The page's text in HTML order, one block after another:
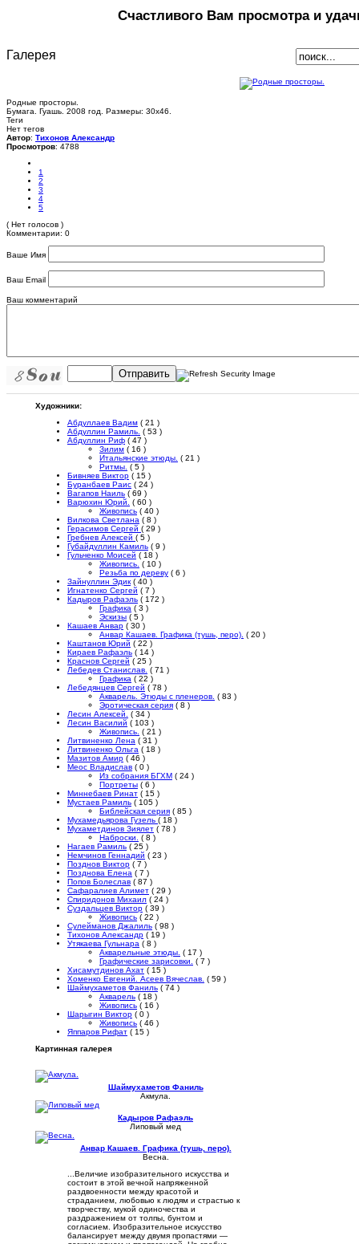
Счастливого Вам просмотра и
Галерея
Родные просторы.
Бумага. Гуашь. 2008 год. Размеры: 30х46.
Теги
Нет тегов
Автор: Тихонов Александр
Просмотров: 4788
1
2
3
4
5
( Нет голосов )
Комментарии: 0
Ваше Имя
Ваш Email
Ваш комментарий
Отправить
Художники:
Абдуллаев Вадим ( 21 )
Абдуллин Рамиль. ( 53 )
Абдуллин Риф ( 47 )
Зилим ( 16 )
Итальянские этюды. ( 21 )
Ритмы. ( 5 )
Бивняев Виктор ( 15 )
Буранбаев Раис ( 24 )
Вагапов Наиль ( 69 )
Варюхин Юрий. ( 60 )
Живопись ( 40 )
Вилкова Светлана ( 8 )
Герасимов Сергей ( 29 )
Гребнев Алексей ( 5 )
Губайдуллин Камиль ( 9 )
Гульченко Моисей ( 18 )
Живопись. ( 10 )
Резьба по дереву ( 6 )
Зайнуллин Эдик ( 40 )
Игнатенко Сергей ( 7 )
Кадыров Рафаэль ( 172 )
Графика ( 3 )
Эскизы ( 5 )
Кашаев Анвар ( 30 )
Анвар Кашаев. Графика (тушь, перо). ( 20 )
Каштанов Юрий ( 22 )
Кираев Рафаэль ( 14 )
Краснов Сергей ( 25 )
Лебедев Станислав. ( 71 )
Графика ( 22 )
Лебедянцев Сергей ( 78 )
Акварель. Этюды с пленеров. ( 83 )
Эротическая серия ( 8 )
Лесин Алексей. ( 34 )
Лесин Василий ( 103 )
Живопись. ( 21 )
Литвиненко Лена ( 31 )
Литвиненко Ольга ( 18 )
Мазитов Амир ( 46 )
Меос Владислав ( 0 )
Из собрания БГХМ ( 24 )
Портреты ( 6 )
Миннебаев Ринат ( 15 )
Мустаев Рамиль ( 105 )
Библейская серия ( 85 )
Мухамедьярова Гузель ( 18 )
Мухаметдинов Зиялет ( 78 )
Наброски. ( 8 )
Нагаев Рамиль ( 25 )
Немчинов Геннадий ( 23 )
Позднов Виктор ( 7 )
Позднова Елена ( 7 )
Попов Болеслав ( 87 )
Сафаралиев Алимет ( 29 )
Спиридонов Михаил ( 24 )
Суздальцев Виктор ( 39 )
Живопись ( 22 )
Сулейманов Джалиль ( 98 )
Тихонов Александр ( 19 )
Утякаева Гульнара ( 8 )
Акварельные этюды. ( 17 )
Графические зарисовки. ( 7 )
Хисамутдинов Ахат ( 15 )
Хоменко Евгений. Асеев Вячеслав. ( 59 )
Шаймухаметов Фаниль ( 74 )
Акварель ( 18 )
Живопись ( 16 )
Шарыгин Виктор ( 0 )
Живопись ( 46 )
Яппаров Рифат ( 15 )
Картинная галерея
Шаймухаметов Фаниль
Акмула.
Кадыров Рафаэль
Липовый мед
Анвар Кашаев. Графика (тушь, перо).
Весна.
...Величие изобразительного искусства и
состоит в этой вечной напряженной
раздвоенности между красотой и
страданием, любовью к людям и страстью к
творчеству, мукой одиночества и
раздражением от толпы, бунтом и
согласием. Изобразительное искусство
балансирует между двумя пропастями —